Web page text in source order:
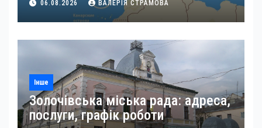
06.08.2026 ВАЛЕРІЯ СТРАМОВА
Інше
Золочівська міська рада: адреса,
послуги, графік роботи